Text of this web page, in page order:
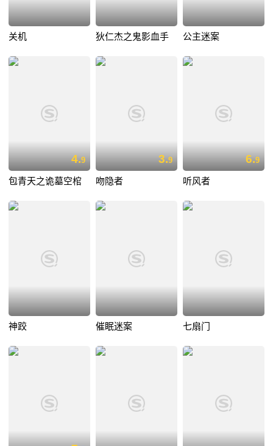
关机 狄仁杰之鬼影血手 公主迷案
4.9
包青天之诡墓空棺
3.9
吻隐者
6.9
听风者
神跤 催眠迷案 七扇门